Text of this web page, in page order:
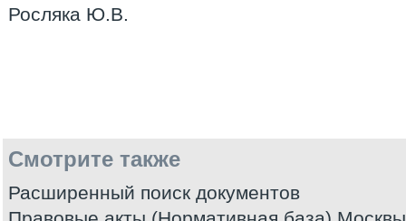
Росляка Ю.В.
Смотрите также
Расширенный поиск документов